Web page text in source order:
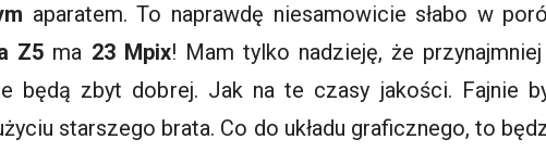
aparatem. To naprawdę niesamowicie słabo w
Z5 ma 23 Mpix! Mam tylko nadzieję, że
będą zbyt dobrej. Jak na te czasy jakości. Fajnie
starszego brata. Co do układu graficznego, to